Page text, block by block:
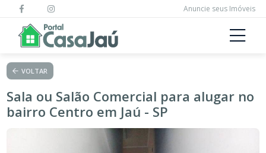
Anuncie seus Imóveis
VOLTAR
Sala ou Salão Comercial para alugar no
bairro Centro em Jaú - SP